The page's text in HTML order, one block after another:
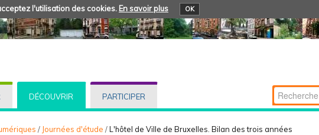
l'utilisation des cookies. En savoir plus OK
DÉCOUVRIR PARTICIPER Chercher par
Recherche
/ Journées d'étude /L'hôtel de Ville de Bruxelles. Bilan des trois années